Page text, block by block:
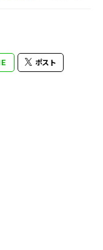
ポスト